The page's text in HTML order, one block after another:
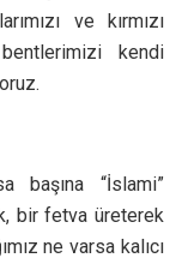
ve kırmızı
kendi
başına “İslami”
bir fetva üreterek
ne varsa kalıcı